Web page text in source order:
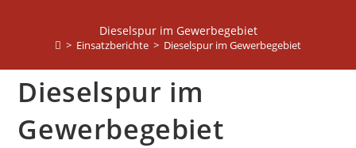
Dieselspur im Gewerbegebiet
> Einsatzberichte > Dieselspur im Gewerbegebiet
Dieselspur im
Gewerbegebiet